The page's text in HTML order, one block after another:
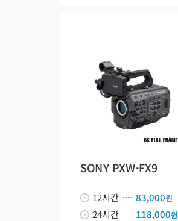
SONY PXW-FX9
12시간 83,000원
24시간 118,000원